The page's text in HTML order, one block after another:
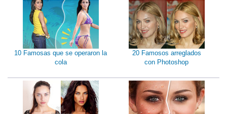
10 Famosas que se operaron la
cola
20 Famosos arreglados
con Photoshop